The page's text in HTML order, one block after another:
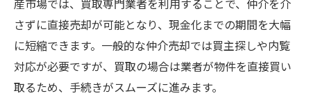
さずに直接売却が可能となり、現金化までの期間を大幅
に短縮できます。一般的な仲介売却では買主探しや内覧
対応が必要ですが、買取の場合は業者が物件を直接買い
取るため、手続きがスムーズに進みます。